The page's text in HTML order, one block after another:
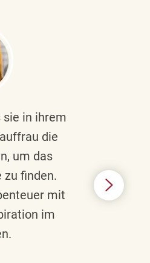
sie in ihrem
die
um das
zu finden.
mit
im